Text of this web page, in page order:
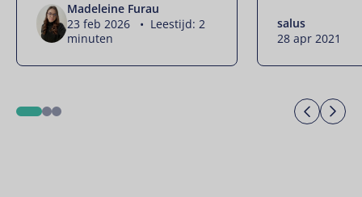
Madeleine Furau
23 feb 2026 • Leestijd: 2
minuten
salus
28 apr 2021
12